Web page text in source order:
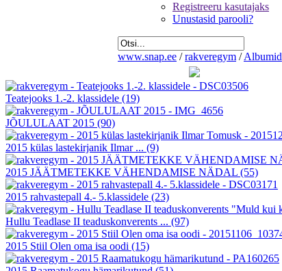
Registreeru kasutajaks
Unustasid parooli?
www.snap.ee / rakveregym / Albumid
Teatejooks 1.-2. klassidele (19)
JÕULULAAT 2015 (90)
2015 külas lastekirjanik Ilmar ... (9)
2015 JÄÄTMETEKKE VÄHENDAMISE NÄDAL (55)
2015 rahvastepall 4.- 5.klassidele (23)
Hullu Teadlase II teaduskonverents ... (97)
2015 Stiil Olen oma isa oodi (15)